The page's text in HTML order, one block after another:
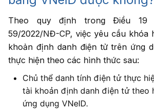
Theo quy định trong Điều 19
59/2022/NĐ-CP, việc yêu cầu khóa
khoản định danh điện tử trên ứng
thực hiện theo các hình thức sau:
Chủ thể danh tính điện tử thực
tài khoản định danh điện tử theo
ứng dụng VNeID.